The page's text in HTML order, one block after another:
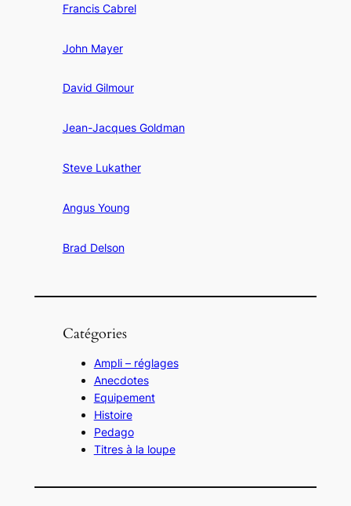
Francis Cabrel
John Mayer
David Gilmour
Jean-Jacques Goldman
Steve Lukather
Angus Young
Brad Delson
Catégories
Ampli – réglages
Anecdotes
Equipement
Histoire
Pedago
Titres à la loupe